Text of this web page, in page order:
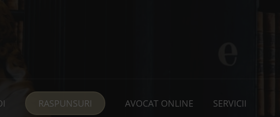
RASPUNSURI AVOCAT ONLINE SERVICII